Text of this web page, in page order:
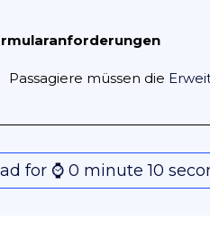
Passagiere müssen die
for ⌚️ 0 minute 10